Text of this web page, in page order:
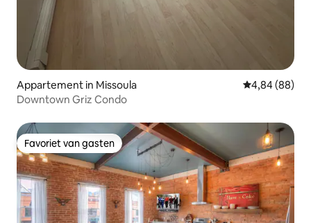
Appartement in Missoula Gemiddelde
4,84 (88)
Downtown Griz Condo
Favoriet van gasten
Favoriet van gasten